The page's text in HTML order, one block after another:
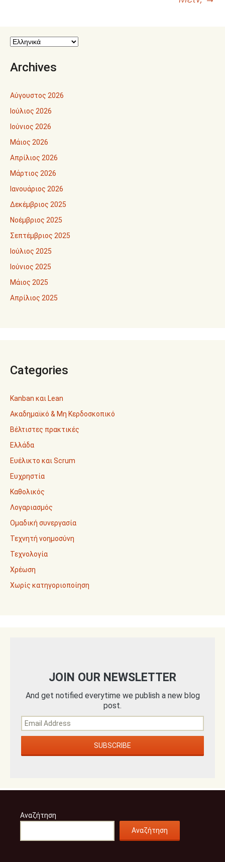
Archives
Αύγουστος 2026
Ιούλιος 2026
Ιούνιος 2026
Μάιος 2026
Απρίλιος 2026
Μάρτιος 2026
Ιανουάριος 2026
Δεκέμβριος 2025
Νοέμβριος 2025
Σεπτέμβριος 2025
Ιούλιος 2025
Ιούνιος 2025
Μάιος 2025
Απρίλιος 2025
Categories
Kanban και Lean
Ακαδημαϊκό & Μη Κερδοσκοπικό
Βέλτιστες πρακτικές
Ελλάδα
Ευέλικτο και Scrum
Ευχρηστία
Καθολικός
Λογαριασμός
Ομαδική συνεργασία
Τεχνητή νοημοσύνη
Τεχνολογία
Χρέωση
Χωρίς κατηγοριοποίηση
JOIN OUR NEWSLETTER
And get notified everytime we publish a new blog
post.
Αναζήτηση
Αναζήτηση